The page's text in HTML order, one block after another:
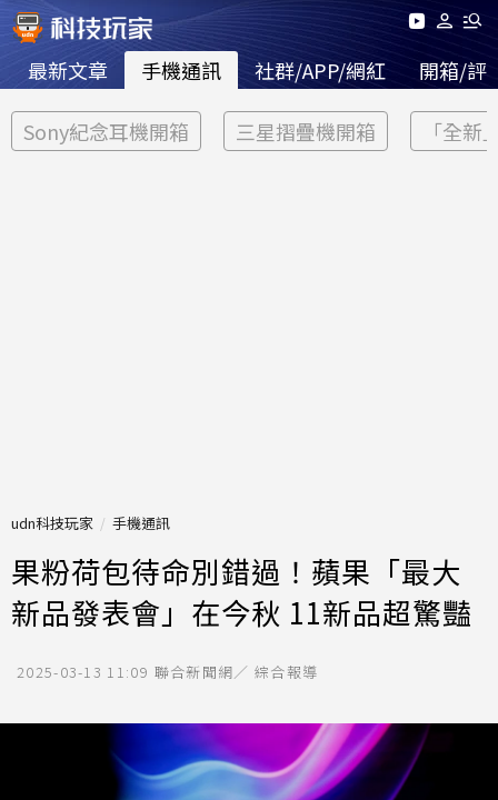
最新文章 手機通訊 社群/APP/網紅 開箱/評
Sony紀念耳機開箱 三星摺疊機開箱 「全新
udn科技玩家 手機通訊
果粉荷包待命別錯過！蘋果「最大
新品發表會」在今秋 11新品超驚豔
2025-03-13 11:09 聯合新聞網／ 綜合報導